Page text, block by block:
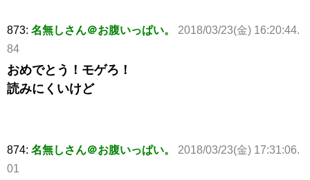
873: 名無しさん＠お腹いっぱい。
2018/03/23(金) 16:20:44.
84
おめでとう！モゲろ！
読みにくいけど
874: 名無しさん＠お腹いっぱい。
2018/03/23(金) 17:31:06.
01